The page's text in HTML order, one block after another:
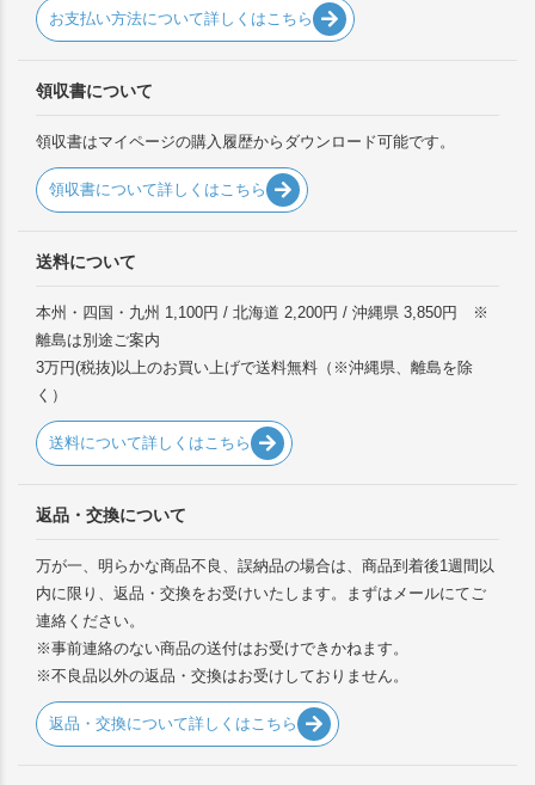
お支払い方法について詳しくはこちら
領収書について
領収書はマイページの購入履歴からダウンロード可能です。
領収書について詳しくはこちら
送料について
本州・四国・九州 1,100円 / 北海道 2,200円 / 沖縄県 3,850円 ※
離島は別途ご案内
3万円(税抜)以上のお買い上げで送料無料（※沖縄県、離島を除
く）
送料について詳しくはこちら
返品・交換について
万が一、明らかな商品不良、誤納品の場合は、商品到着後1週間以
内に限り、返品・交換をお受けいたします。まずはメールにてご
連絡ください。
※事前連絡のない商品の送付はお受けできかねます。
※不良品以外の返品・交換はお受けしておりません。
返品・交換について詳しくはこちら